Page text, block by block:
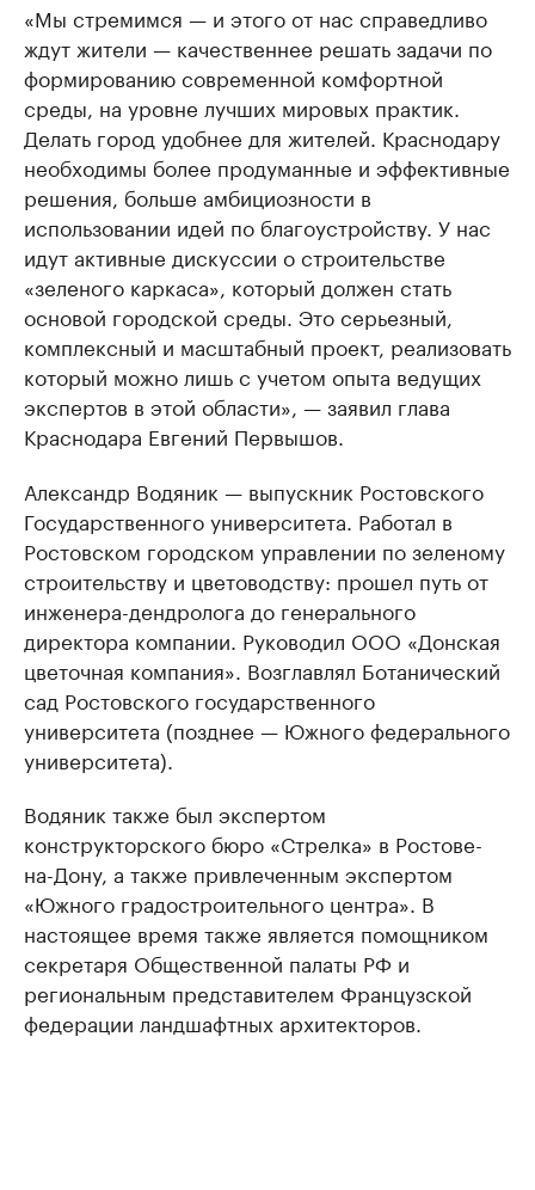
«Мы стремимся — и этого от нас справедливо
ждут жители — качественнее решать задачи по
формированию современной комфортной
среды, на уровне лучших мировых практик.
Делать город удобнее для жителей. Краснодару
необходимы более продуманные и эффективные
решения, больше амбициозности в
использовании идей по благоустройству. У нас
идут активные дискуссии о строительстве
«зеленого каркаса», который должен стать
основой городской среды. Это серьезный,
комплексный и масштабный проект, реализовать
который можно лишь с учетом опыта ведущих
экспертов в этой области», — заявил глава
Краснодара Евгений Первышов.
Александр Водяник — выпускник Ростовского
Государственного университета. Работал в
Ростовском городском управлении по зеленому
строительству и цветоводству: прошел путь от
инженера-дендролога до генерального
директора компании. Руководил ООО «Донская
цветочная компания». Возглавлял Ботанический
сад Ростовского государственного
университета (позднее — Южного федерального
университета).
Водяник также был экспертом
конструкторского бюро «Стрелка» в Ростове-
на-Дону, а также привлеченным экспертом
«Южного градостроительного центра». В
настоящее время также является помощником
секретаря Общественной палаты РФ и
региональным представителем Французской
федерации ландшафтных архитекторов.